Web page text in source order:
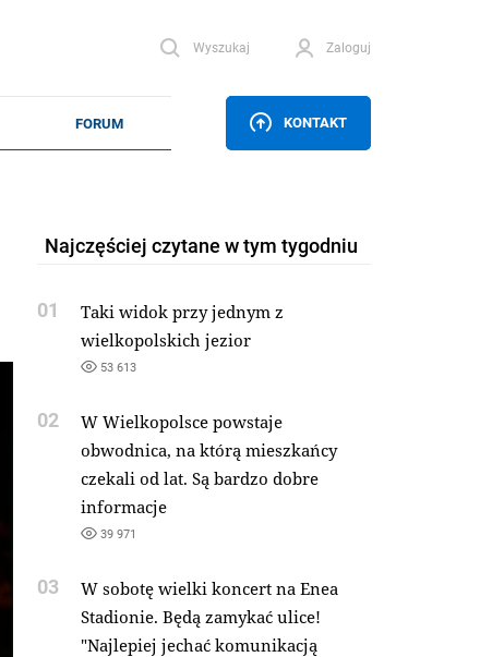
Wyszukaj Zaloguj
KONTAKT
Najczęściej czytane w tym tygodniu
01
Taki widok przy jednym z
wielkopolskich jezior
53 613
02
W Wielkopolsce powstaje
obwodnica, na którą mieszkańcy
czekali od lat. Są bardzo dobre
informacje
39 971
03
W sobotę wielki koncert na Enea
Stadionie. Będą zamykać ulice!
"Najlepiej jechać komunikacją